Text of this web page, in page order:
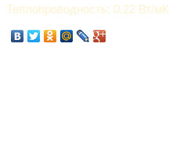
Теплопроводность: 0,22 Вт/мК